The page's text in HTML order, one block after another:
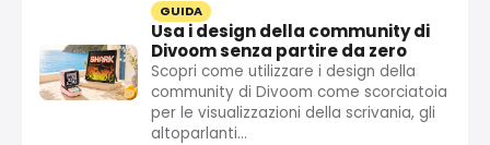
GUIDA
Usa i design della community di
Divoom senza partire da zero
Scopri come utilizzare i design della
community di Divoom come scorciatoia
per le visualizzazioni della scrivania, gli
altoparlanti...